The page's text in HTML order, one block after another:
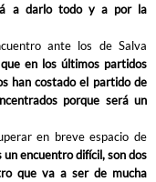
a darlo todo y a por la
ante los de Salva
en los últimos partidos
han costado el partido de
porque será un
en breve espacio de
un encuentro difícil, son dos
que va a ser de mucha